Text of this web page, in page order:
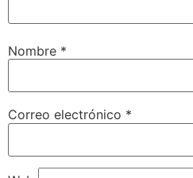
Nombre *
Correo electrónico *